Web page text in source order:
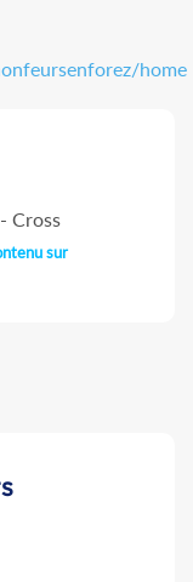
home
Cross
sur